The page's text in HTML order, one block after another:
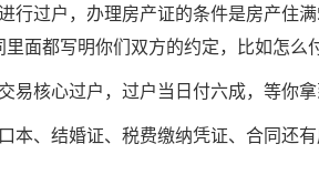
行过户，办理房产证的条件是房产住
面都写明你们双方的约定，比如怎么
易核心过户，过户当日付六成，等你拿
本、结婚证、税费缴纳凭证、合同还